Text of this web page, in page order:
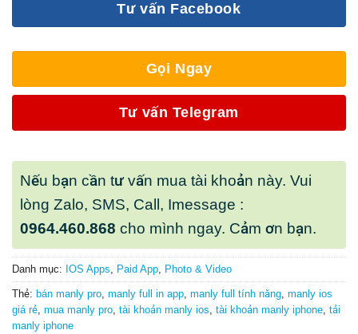
Tư vấn Facebook
Gọi Ngay
Tư vấn Telegram
Nếu bạn cần tư vấn mua tài khoản này. Vui
lòng Zalo, SMS, Call, Imessage :
0964.460.868 cho mình ngay. Cảm ơn bạn.
Danh mục: IOS Apps Paid App Photo & Video
Thẻ: bán manly pro manly full in app manly full tính năng manly ios
giá rẻ mua manly pro tài khoản manly ios tài khoản manly iphone tải
manly iphone